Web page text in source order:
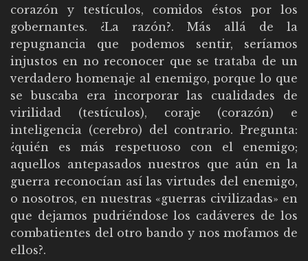
corazón y testículos, comidos éstos por los
gobernantes. ¿La razón?. Más allá de la
repugnancia que podemos sentir, seríamos
injustos en no reconocer que se trataba de un
verdadero homenaje al enemigo, porque lo que
se buscaba era incorporar las cualidades de
virilidad (testículos), coraje (corazón) e
inteligencia (cerebro) del contrario. Pregunta:
¿quién es más respetuoso con el enemigo;
aquellos antepasados nuestros que aún en la
guerra reconocían así las virtudes del enemigo,
o nosotros, en nuestras «guerras civilizadas» en
que dejamos pudriéndose los cadáveres de los
combatientes del otro bando y nos mofamos de
ellos?.